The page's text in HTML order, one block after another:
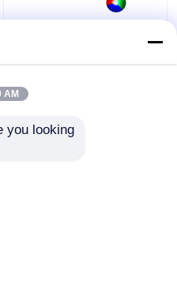
voor decoratie
AM
you looking